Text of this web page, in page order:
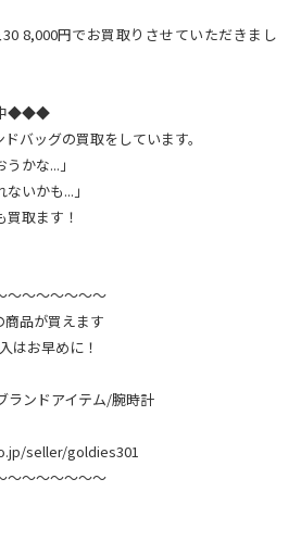
8,000円でお買取りさせていただきまし
中◆◆◆
バッグの買取をしています。
かな...」
いかも...」
取ます！
～～～～～～～
商品が買えます
はお早めに！
ランドアイテム/腕時計
seller/goldies301
～～～～～～～